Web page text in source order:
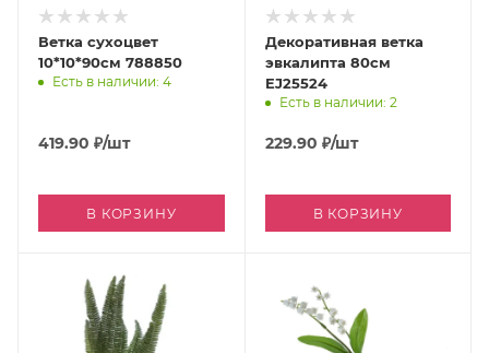
Ветка сухоцвет
10*10*90см 788850
Есть в наличии: 4
419.90 ₽/шт
В КОРЗИНУ
Декоративная ветка
эвкалипта 80см
EJ25524
Есть в наличии: 2
229.90 ₽/шт
В КОРЗИНУ